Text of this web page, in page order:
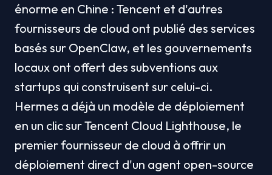
énorme en Chine : Tencent et d'autres
fournisseurs de cloud ont publié des services
basés sur OpenClaw, et les gouvernements
locaux ont offert des subventions aux
startups qui construisent sur celui-ci.
Hermes a déjà un modèle de déploiement
en un clic sur Tencent Cloud Lighthouse, le
premier fournisseur de cloud à offrir un
déploiement direct d'un agent open-source